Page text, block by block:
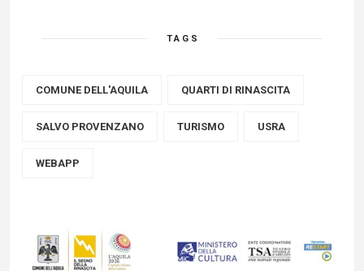
TAGS
COMUNE DELL'AQUILA QUARTI DI RINASCITA
SALVO PROVENZANO TURISMO USRA
WEBAPP